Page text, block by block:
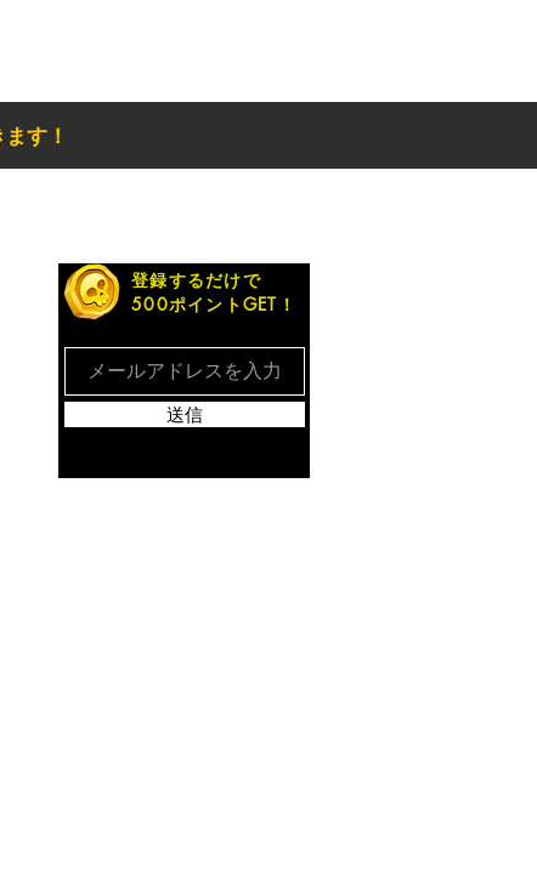
す！
登録するだけで
500ポイントGET！
送信